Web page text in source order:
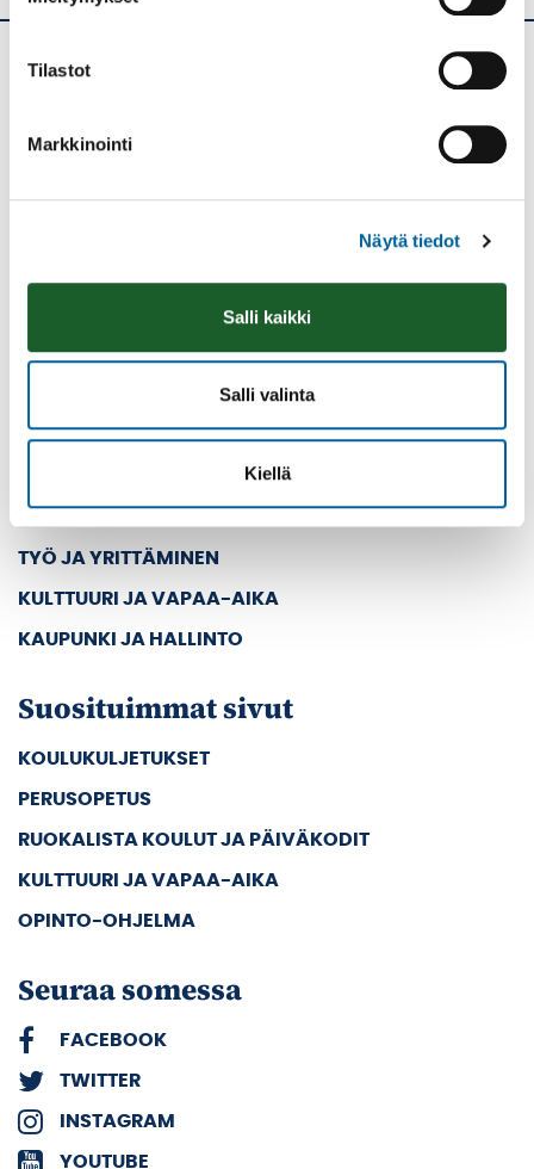
Tilastot
Markkinointi
Näytä tiedot
Salli kaikki
Salli valinta
Kiellä
Kolmen airon katu 3
39501 IKAALINEN
Pääsivut
ASUMINEN JA YMPÄRISTÖ
KASVATUS JA KOULUTUS
TYÖ JA YRITTÄMINEN
KULTTUURI JA VAPAA-AIKA
KAUPUNKI JA HALLINTO
Suosituimmat sivut
KOULUKULJETUKSET
PERUSOPETUS
RUOKALISTA KOULUT JA PÄIVÄKODIT
KULTTUURI JA VAPAA-AIKA
OPINTO-OHJELMA
Seuraa somessa
FACEBOOK
TWITTER
INSTAGRAM
YOUTUBE